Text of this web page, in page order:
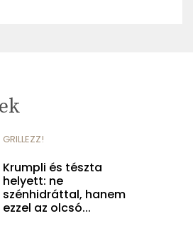
GRILLEZZ!
Krumpli és tészta
helyett: ne
szénhidráttal, hanem
ezzel az olcsó...